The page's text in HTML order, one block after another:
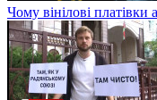
Чому вінілові